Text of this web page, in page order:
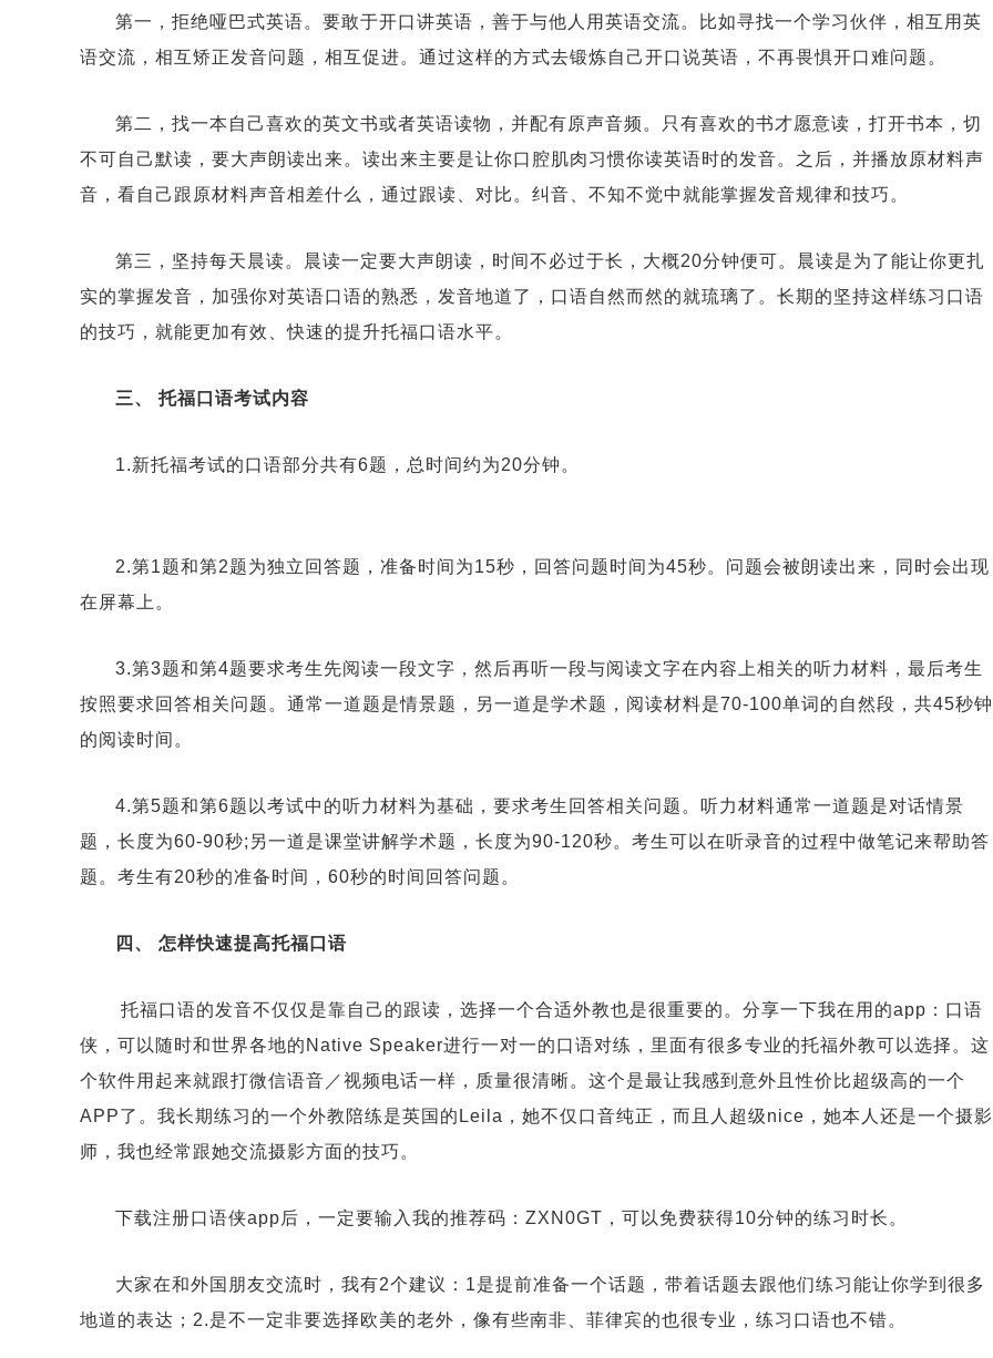
第一，拒绝哑巴式英语。要敢于开口讲英语，善于与他人用英语交流。比如寻找一个学习伙伴，相互用英
语交流，相互矫正发音问题，相互促进。通过这样的方式去锻炼自己开口说英语，不再畏惧开口难问题。
第二，找一本自己喜欢的英文书或者英语读物，并配有原声音频。只有喜欢的书才愿意读，打开书本，切
不可自己默读，要大声朗读出来。读出来主要是让你口腔肌肉习惯你读英语时的发音。之后，并播放原材料声
音，看自己跟原材料声音相差什么，通过跟读、对比。纠音、不知不觉中就能掌握发音规律和技巧。
第三，坚持每天晨读。晨读一定要大声朗读，时间不必过于长，大概20分钟便可。晨读是为了能让你更扎
实的掌握发音，加强你对英语口语的熟悉，发音地道了，口语自然而然的就琉璃了。长期的坚持这样练习口语
的技巧，就能更加有效、快速的提升托福口语水平。
三、 托福口语考试内容
1.新托福考试的口语部分共有6题，总时间约为20分钟。
2.第1题和第2题为独立回答题，准备时间为15秒，回答问题时间为45秒。问题会被朗读出来，同时会出现
在屏幕上。
3.第3题和第4题要求考生先阅读一段文字，然后再听一段与阅读文字在内容上相关的听力材料，最后考生
按照要求回答相关问题。通常一道题是情景题，另一道是学术题，阅读材料是70-100单词的自然段，共45秒钟
的阅读时间。
4.第5题和第6题以考试中的听力材料为基础，要求考生回答相关问题。听力材料通常一道题是对话情景
题，长度为60-90秒;另一道是课堂讲解学术题，长度为90-120秒。考生可以在听录音的过程中做笔记来帮助答
题。考生有20秒的准备时间，60秒的时间回答问题。
四、 怎样快速提高托福口语
托福口语的发音不仅仅是靠自己的跟读，选择一个合适外教也是很重要的。分享一下我在用的app：口语
侠，可以随时和世界各地的Native Speaker进行一对一的口语对练，里面有很多专业的托福外教可以选择。这
个软件用起来就跟打微信语音／视频电话一样，质量很清晰。这个是最让我感到意外且性价比超级高的一个
APP了。我长期练习的一个外教陪练是英国的Leila，她不仅口音纯正，而且人超级nice，她本人还是一个摄影
师，我也经常跟她交流摄影方面的技巧。
下载注册口语侠app后，一定要输入我的推荐码：ZXN0GT，可以免费获得10分钟的练习时长。
大家在和外国朋友交流时，我有2个建议：1是提前准备一个话题，带着话题去跟他们练习能让你学到很多
地道的表达；2.是不一定非要选择欧美的老外，像有些南非、菲律宾的也很专业，练习口语也不错。